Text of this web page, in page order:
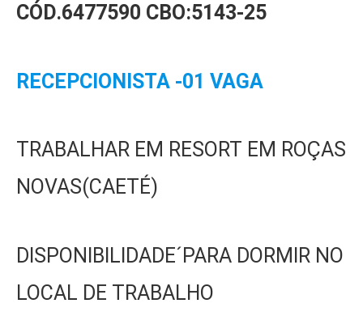
CÓD.6477590 CBO:5143-25
RECEPCIONISTA -01 VAGA
TRABALHAR EM RESORT EM ROÇAS
NOVAS(CAETÉ)
DISPONIBILIDADE´PARA DORMIR NO
LOCAL DE TRABALHO